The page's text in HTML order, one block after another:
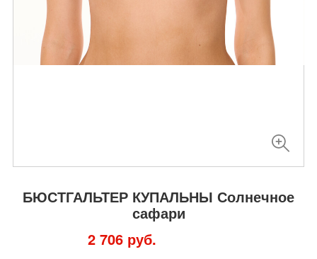
БЮСТГАЛЬТЕР КУПАЛЬНЫ Солнечное
сафари
2 706 руб.